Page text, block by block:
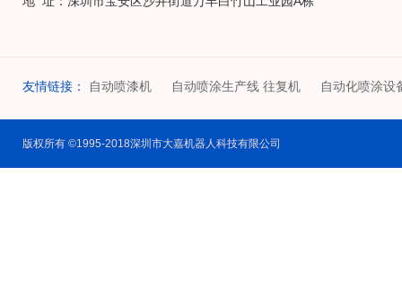
友情链接： 自动喷漆机 自动喷涂生产线 往复机 自动化喷涂设
版权所有 ©1995-2018深圳市大嘉机器人科技有限公司